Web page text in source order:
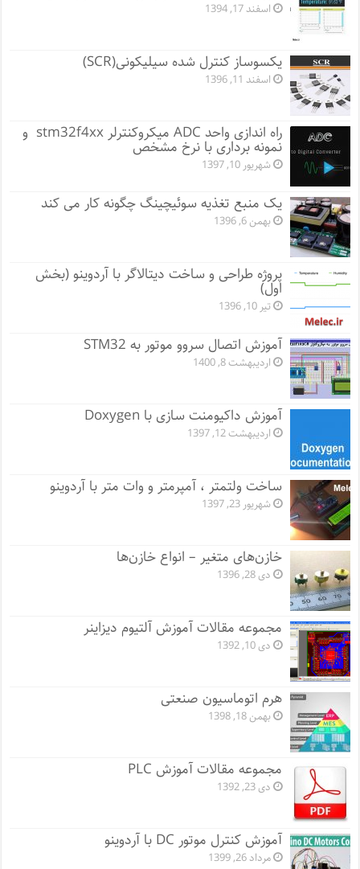
اسفند 17, 1394
یکسوساز کنترل شده سیلیکونی(SCR)
اسفند 11, 1396
راه اندازی واحد ADC میکروکنترلر stm32f4xx و
نمونه برداری با نرخ مشخص
شهریور 10, 1397
یک منبع تغذیه سوئیچینگ چگونه کار می کند
بهمن 6, 1396
پروژه طراحی و ساخت دیتالاگر با آردوینو (بخش
اول)
تیر 10, 1396
آموزش اتصال سروو موتور به STM32
اردیبهشت 8, 1400
آموزش داکیومنت سازی با Doxygen
اردیبهشت 12, 1397
ساخت ولتمتر ، آمپرمتر و وات متر با آردوینو
شهریور 23, 1397
خازن‌های متغیر – انواع خازن‌ها
دی 28, 1396
مجموعه مقالات آموزش آلتیوم دیزاینر
دی 10, 1392
هرم اتوماسیون صنعتی
بهمن 18, 1398
مجموعه مقالات آموزش PLC
دی 23, 1392
آموزش کنترل موتور DC با آردوینو
مرداد 26, 1399